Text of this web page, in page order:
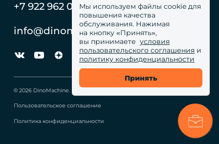
Мы используем файлы cookie для
повышения качества
обслуживания. Нажимая
на кнопку «Принять»,
вы принимаете условия
пользовательского соглашения и
политику конфиденциальности
Принять
+7 922 962 05 59
info@dinomachine.ru
© 2026 DinoMachine. Все права сайта защищены
Пользовательское соглашение
Политика конфиденциальности